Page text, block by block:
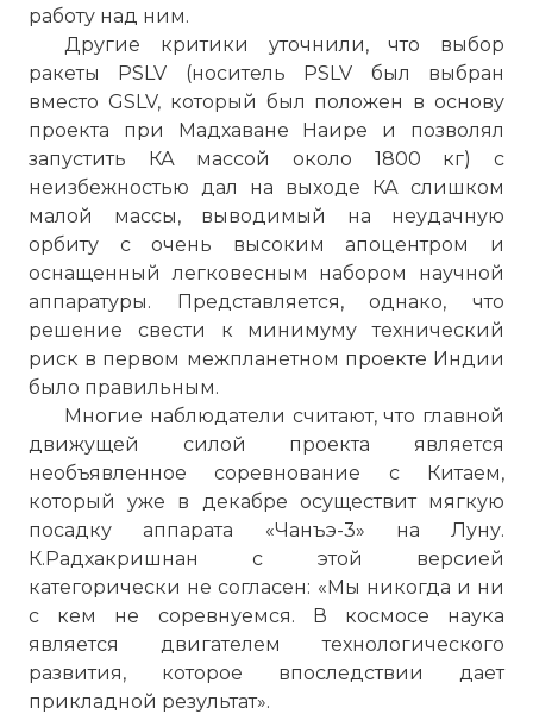
работу над ним.
Другие критики уточнили, что выбор
ракеты PSLV (носитель PSLV был выбран
вместо GSLV, который был положен в основу
проекта при Мадхаване Наире и позволял
запустить КА массой около 1800 кг) с
неизбежностью дал на выходе КА слишком
малой массы, выводимый на неудачную
орбиту с очень высоким апоцентром и
оснащенный легковесным набором научной
аппаратуры. Представляется, однако, что
решение свести к минимуму технический
риск в первом межпланетном проекте Индии
было правильным.
Многие наблюдатели считают, что главной
движущей силой проекта является
необъявленное соревнование с Китаем,
который уже в декабре осуществит мягкую
посадку аппарата «Чанъэ-3» на Луну.
К.Радхакришнан с этой версией
категорически не согласен: «Мы никогда и ни
с кем не соревнуемся. В космосе наука
является двигателем технологического
развития, которое впоследствии дает
прикладной результат».